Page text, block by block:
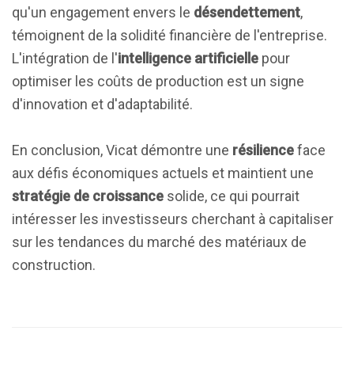
qu'un engagement envers le désendettement,
témoignent de la solidité financière de l'entreprise.
L'intégration de l'intelligence artificielle pour
optimiser les coûts de production est un signe
d'innovation et d'adaptabilité.
En conclusion, Vicat démontre une résilienceface
aux défis économiques actuels et maintient une
stratégie de croissance solide, ce qui pourrait
intéresser les investisseurs cherchant à capitaliser
sur les tendances du marché des matériaux de
construction.